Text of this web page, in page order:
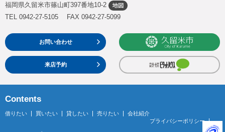
福岡県久留米市篠山町397番地10-2
TEL 0942-27-5105 FAX 0942-27-5099
お問い合わせ
来店予約
Contents
借りたい 買いたい 貸したい 売りたい
会社紹介
プライバシーポリシー